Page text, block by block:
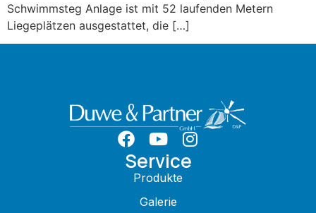
Schwimmsteg Anlage ist mit 52 laufenden Metern
Liegeplätzen ausgestattet, die […]
Service
Produkte
Galerie